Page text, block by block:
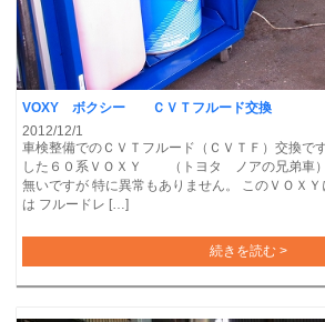
VOXY ボクシー ＣＶＴフルード交換
2012/12/1
車検整備でのＣＶＴフルード（ＣＶＴＦ）交換で
した６０系ＶＯＸＹ （トヨタ ノアの兄弟車）
無いですが 特に異常もありません。 このＶＯＸ
は フルードレ […]
続きを読む >